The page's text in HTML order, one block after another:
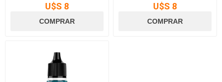
U$S 8 U$S 8